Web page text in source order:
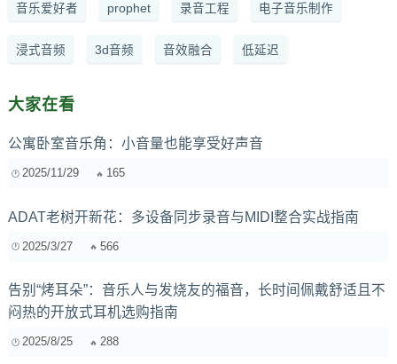
音乐爱好者 prophet 录音工程 电子音乐制作
浸式音频 3d音频 音效融合 低延迟
大家在看
公寓卧室音乐角：小音量也能享受好声音
2025/11/29 165
ADAT老树开新花：多设备同步录音与MIDI整合实战指南
2025/3/27 566
告别“烤耳朵”：音乐人与发烧友的福音，长时间佩戴舒适且不
闷热的开放式耳机选购指南
2025/8/25 288